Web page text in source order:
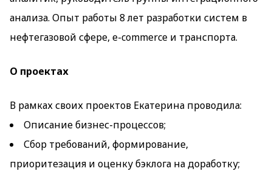
анализа. Опыт работы 8 лет разработки систем в
нефтегазовой сфере, e-commerce и транспорта.
О проектах
В рамках своих проектов Екатерина проводила:
Описание бизнес-процессов;
Сбор требований, формирование,
приоритезация и оценку бэклога на доработку;